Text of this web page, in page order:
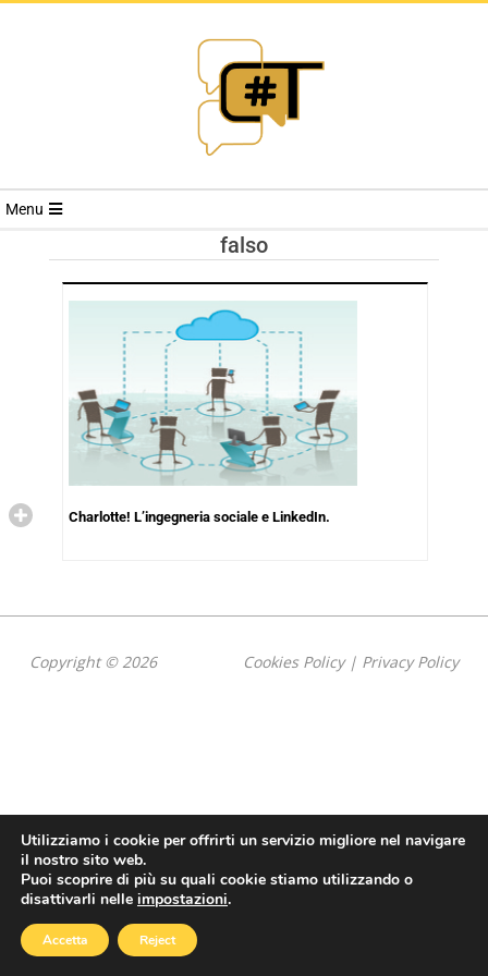
RIVISTA
TRENDS
Menu
falso
Charlotte! L’ingegneria sociale e LinkedIn.
Copyright © 2026 Cookies Policy| Privacy Policy
Utilizziamo i cookie per offrirti un servizio migliore nel navigare
il nostro sito web.
Puoi scoprire di più su quali cookie stiamo utilizzando o
disattivarli nelle impostazioni.
Accetta Reject